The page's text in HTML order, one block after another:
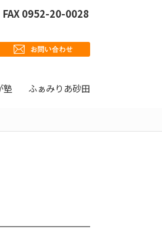
FAX 0952-20-0028
塾 ふぁみりあ砂田